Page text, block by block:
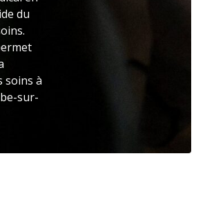
du
soins à
sur-